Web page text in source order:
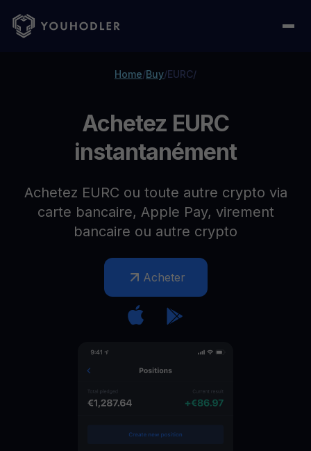
Home/Buy/EURC/
Achetez EURC
instantanément
Achetez EURC ou toute autre crypto via
carte bancaire, Apple Pay, virement
bancaire ou autre crypto
Acheter